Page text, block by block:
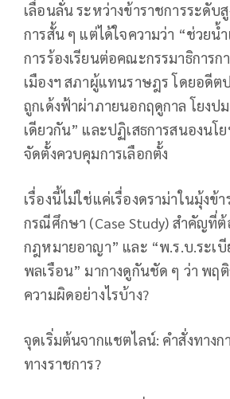
เลื่อนลั่น ระหว่างข้าราชการระดับ
การสั้น ๆ แต่ได้ใจความว่า “ช่วยน้
การร้องเรียนต่อคณะกรรมาธิการ
เมืองฯ สภาผู้แทนราษฎร โดยอดีต
ถูกเด้งฟ้าผ่าภายนอกฤดูกาล โยงป
เดียวกัน” และปฏิเสธการสนองนโย
จัดตั้งควบคุมการเลือกตั้ง
เรื่องนี้ไม่ใช่แค่เรื่องดราม่าในมุ้งข้
กรณีศึกษา (Case Study) สำคัญที่ต้
กฎหมายอาญา” และ “พ.ร.บ.ระเบี
พลเรือน” มากางดูกันชัด ๆ ว่า พฤ
ความผิดอย่างไรบ้าง?
จุดเริ่มต้นจากแชตไลน์: คำสั่งทางก
ทางราชการ?